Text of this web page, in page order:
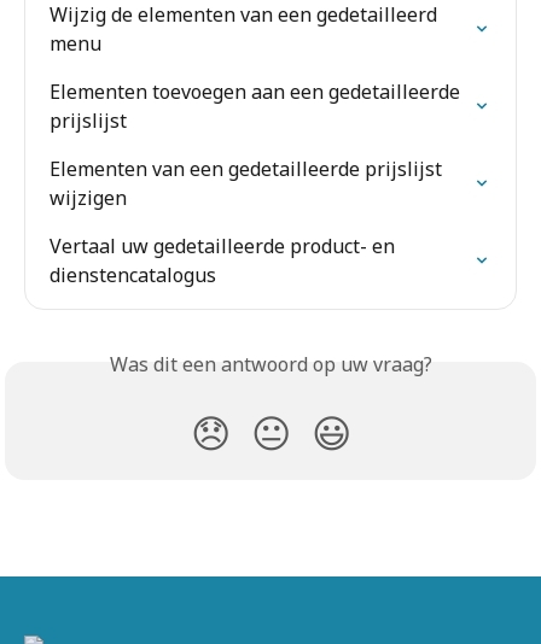
Wijzig de elementen van een gedetailleerd
menu
Elementen toevoegen aan een gedetailleerde
prijslijst
Elementen van een gedetailleerde prijslijst
wijzigen
Vertaal uw gedetailleerde product- en
dienstencatalogus
Was dit een antwoord op uw vraag?
😞 😐 😃